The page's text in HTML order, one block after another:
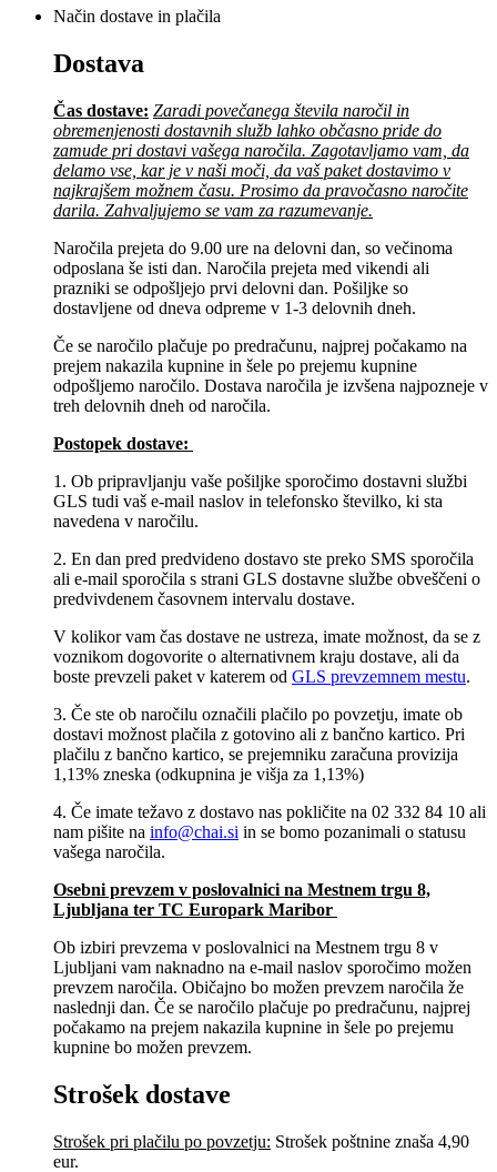
Način dostave in plačila
Dostava
Čas dostave: Zaradi povečanega števila naročil in
obremenjenosti dostavnih služb lahko občasno pride do
zamude pri dostavi vašega naročila. Zagotavljamo vam, da
delamo vse, kar je v naši moči, da vaš paket dostavimo v
najkrajšem možnem času. Prosimo da pravočasno naročite
darila. Zahvaljujemo se vam za razumevanje.
Naročila prejeta do 9.00 ure na delovni dan, so večinoma
odposlana še isti dan. Naročila prejeta med vikendi ali
prazniki se odpošljejo prvi delovni dan. Pošiljke so
dostavljene od dneva odpreme v 1-3 delovnih dneh.
Če se naročilo plačuje po predračunu, najprej počakamo na
prejem nakazila kupnine in šele po prejemu kupnine
odpošljemo naročilo. Dostava naročila je izvšena najpozneje v
treh delovnih dneh od naročila.
Postopek dostave:
1. Ob pripravljanju vaše pošiljke sporočimo dostavni službi
GLS tudi vaš e-mail naslov in telefonsko številko, ki sta
navedena v naročilu.
2. En dan pred predvideno dostavo ste preko SMS sporočila
ali e-mail sporočila s strani GLS dostavne službe obveščeni o
predvivdenem časovnem intervalu dostave.
V kolikor vam čas dostave ne ustreza, imate možnost, da se z
voznikom dogovorite o alternativnem kraju dostave, ali da
boste prevzeli paket v katerem od GLS prevzemnem mestu.
3. Če ste ob naročilu označili plačilo po povzetju, imate ob
dostavi možnost plačila z gotovino ali z bančno kartico. Pri
plačilu z bančno kartico, se prejemniku zaračuna provizija
1,13% zneska (odkupnina je višja za 1,13%)
4. Če imate težavo z dostavo nas pokličite na 02 332 84 10 ali
nam pišite na info@chai.si in se bomo pozanimali o statusu
vašega naročila.
Osebni prevzem v poslovalnici na Mestnem trgu 8,
Ljubljana​ ter TC Europark Maribor
Ob izbiri prevzema v poslovalnici na Mestnem trgu 8 v
Ljubljani vam naknadno na e-mail naslov sporočimo možen
prevzem naročila. Običajno bo možen prevzem naročila že
naslednji dan. Če se naročilo plačuje po predračunu, najprej
počakamo na prejem nakazila kupnine in šele po prejemu
kupnine bo možen prevzem.
Strošek dostave
Strošek pri plačilu po povzetju: Strošek poštnine znaša 4,90
eur.